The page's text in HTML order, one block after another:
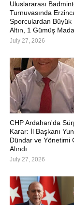
Uluslararası
Turnuvasında
Sporculardan Büyük
Altın, 1 Gümüş
July 27, 2026
CHP Ardahan'da
Karar: İl Başkanı
Dündar ve Yönetimi
Alındı
July 27, 2026